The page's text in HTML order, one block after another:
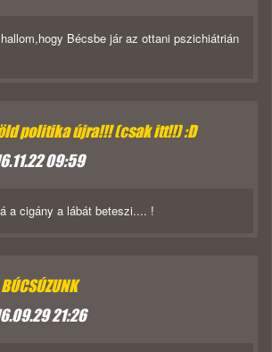
Bécsbe jár az ottani pszichiátrián
politika újra!!! (csak itt!!) :D
09:59
a cigány a lábát beteszi.... !
21:26